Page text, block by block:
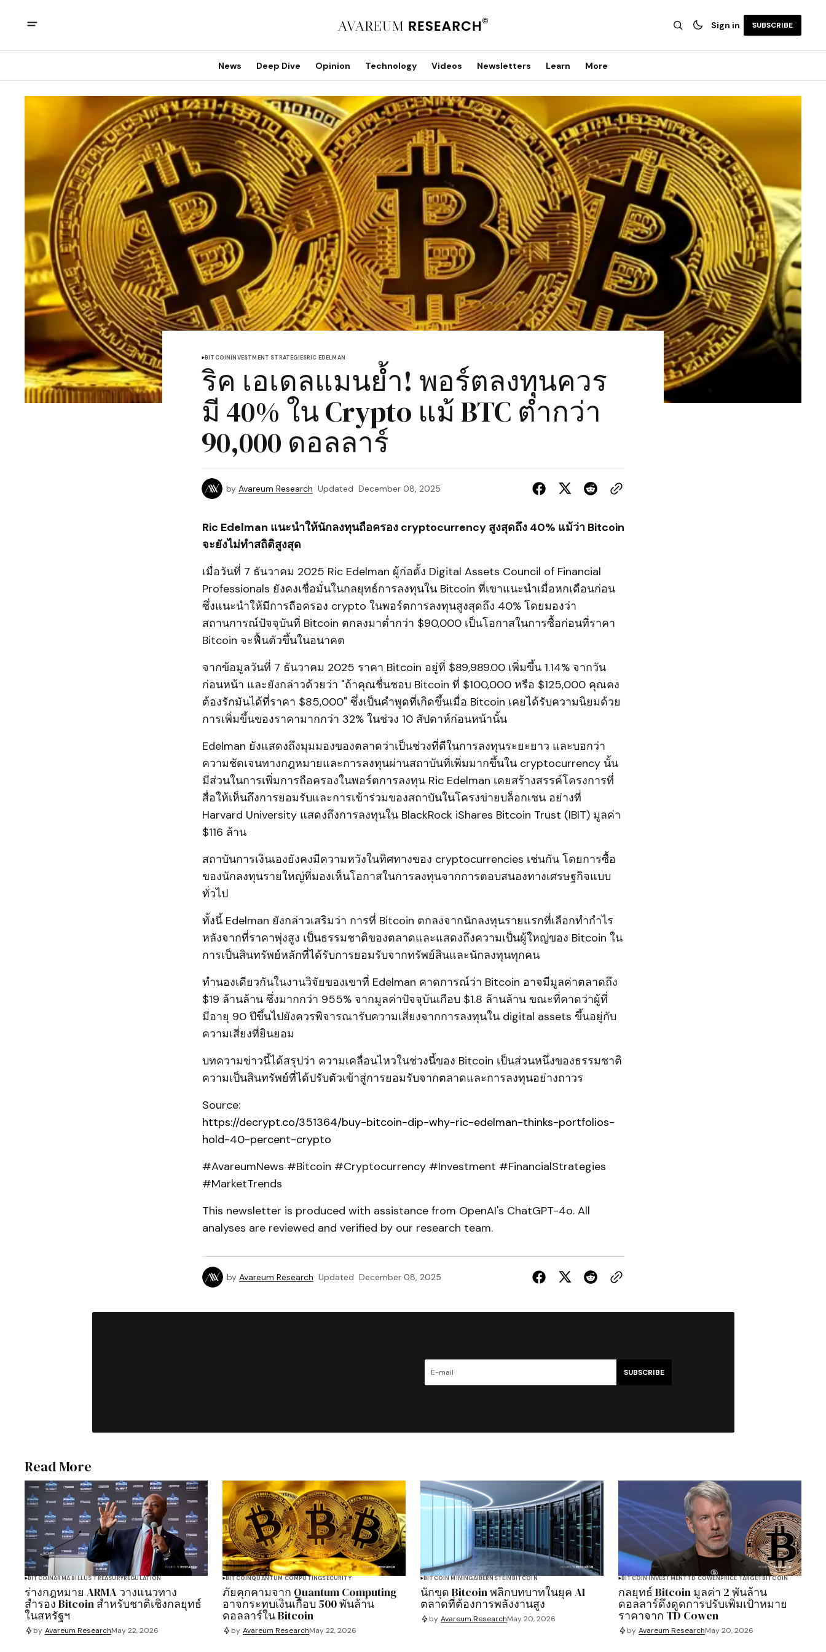
Sign in SUBSCRIBE
News Deep Dive Opinion Technology Videos Newsletters Learn More
BITCOININVESTMENT STRATEGIESRIC EDELMAN
ริค เอเดลแมนย้ำ! พอร์ตลงทุนควร
มี 40% ใน Crypto แม้ BTC ต่ำกว่า
90,000 ดอลลาร์
by Avareum Research Updated December 08, 2025
Ric Edelman แนะนำให้นักลงทุนถือครอง cryptocurrency สูงสุดถึง 40% แม้ว่า Bitcoin
จะยังไม่ทำสถิติสูงสุด
เมื่อวันที่ 7 ธันวาคม 2025 Ric Edelman ผู้ก่อตั้ง Digital Assets Council of Financial
Professionals ยังคงเชื่อมั่นในกลยุทธ์การลงทุนใน Bitcoin ที่เขาแนะนำเมื่อหกเดือนก่อน
ซึ่งแนะนำให้มีการถือครอง crypto ในพอร์ตการลงทุนสูงสุดถึง 40% โดยมองว่า
สถานการณ์ปัจจุบันที่ Bitcoin ตกลงมาต่ำกว่า $90,000 เป็นโอกาสในการซื้อก่อนที่ราคา
Bitcoin จะฟื้นตัวขึ้นในอนาคต
จากข้อมูลวันที่ 7 ธันวาคม 2025 ราคา Bitcoin อยู่ที่ $89,989.00 เพิ่มขึ้น 1.14% จากวัน
ก่อนหน้า และยังกล่าวด้วยว่า "ถ้าคุณชื่นชอบ Bitcoin ที่ $100,000 หรือ $125,000 คุณคง
ต้องรักมันได้ที่ราคา $85,000" ซึ่งเป็นคำพูดที่เกิดขึ้นเมื่อ Bitcoin เคยได้รับความนิยมด้วย
การเพิ่มขึ้นของราคามากกว่า 32% ในช่วง 10 สัปดาห์ก่อนหน้านั้น
Edelman ยังแสดงถึงมุมมองของตลาดว่าเป็นช่วงที่ดีในการลงทุนระยะยาว และบอกว่า
ความชัดเจนทางกฎหมายและการลงทุนผ่านสถาบันที่เพิ่มมากขึ้นใน cryptocurrency นั้น
มีส่วนในการเพิ่มการถือครองในพอร์ตการลงทุน Ric Edelman เคยสร้างสรรค์โครงการที่
สื่อให้เห็นถึงการยอมรับและการเข้าร่วมของสถาบันในโครงข่ายบล็อกเชน อย่างที่
Harvard University แสดงถึงการลงทุนใน BlackRock iShares Bitcoin Trust (IBIT) มูลค่า
$116 ล้าน
สถาบันการเงินเองยังคงมีความหวังในทิศทางของ cryptocurrencies เช่นกัน โดยการซื้อ
ของนักลงทุนรายใหญ่ที่มองเห็นโอกาสในการลงทุนจากการตอบสนองทางเศรษฐกิจแบบ
ทั่วไป
ทั้งนี้ Edelman ยังกล่าวเสริมว่า การที่ Bitcoin ตกลงจากนักลงทุนรายแรกที่เลือกทำกำไร
หลังจากที่ราคาพุ่งสูง เป็นธรรมชาติของตลาดและแสดงถึงความเป็นผู้ใหญ่ของ Bitcoin ใน
การเป็นสินทรัพย์หลักที่ได้รับการยอมรับจากทรัพย์สินและนักลงทุนทุกคน
ทำนองเดียวกันในงานวิจัยของเขาที่ Edelman คาดการณ์ว่า Bitcoin อาจมีมูลค่าตลาดถึง
$19 ล้านล้าน ซึ่งมากกว่า 955% จากมูลค่าปัจจุบันเกือบ $1.8 ล้านล้าน ขณะที่คาดว่าผู้ที่
มีอายุ 90 ปีขึ้นไปยังควรพิจารณารับความเสี่ยงจากการลงทุนใน digital assets ขึ้นอยู่กับ
ความเสี่ยงที่ยินยอม
บทความข่าวนี้ได้สรุปว่า ความเคลื่อนไหวในช่วงนี้ของ Bitcoin เป็นส่วนหนึ่งของธรรมชาติ
ความเป็นสินทรัพย์ที่ได้ปรับตัวเข้าสู่การยอมรับจากตลาดและการลงทุนอย่างถาวร
Source:
https://decrypt.co/351364/buy-bitcoin-dip-why-ric-edelman-thinks-portfolios-
hold-40-percent-crypto
#AvareumNews #Bitcoin #Cryptocurrency #Investment #FinancialStrategies
#MarketTrends
This newsletter is produced with assistance from OpenAI's ChatGPT-4o. All
analyses are reviewed and verified by our research team.
by Avareum Research Updated December 08, 2025
SUBSCRIBE
Read More
BITCOINARMA BILLUS TREASURYREGULATION
ร่างกฎหมาย ARMA วางแนวทาง
สำรอง Bitcoin สำหรับชาติเชิงกลยุทธ์
ในสหรัฐฯ
by Avareum ResearchMay 22, 2026
BITCOINQUANTUM COMPUTINGSECURITY
ภัยคุกคามจาก Quantum Computing
อาจกระทบเงินเกือบ 500 พันล้าน
ดอลลาร์ใน Bitcoin
by Avareum ResearchMay 22, 2026
BITCOIN MININGAI BERNSTEIN BITCOIN
นักขุด Bitcoin พลิกบทบาทในยุค AI
ตลาดที่ต้องการพลังงานสูง
by Avareum ResearchMay 20, 2026
BITCOIN INVESTMENTTD COWEN PRICE TARGET BITCOIN
กลยุทธ์ Bitcoin มูลค่า 2 พันล้าน
ดอลลาร์ดึงดูดการปรับเพิ่มเป้าหมาย
ราคาจาก TD Cowen
by Avareum ResearchMay 20, 2026